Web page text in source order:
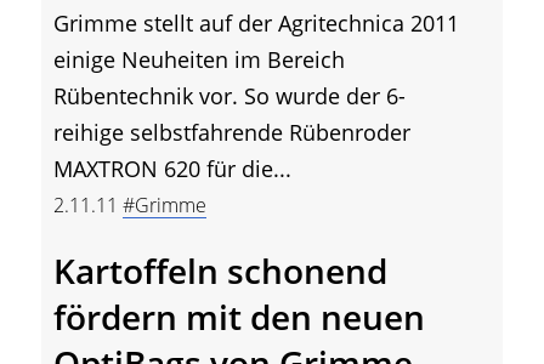
Grimme stellt auf der Agritechnica 2011
einige Neuheiten im Bereich
Rübentechnik vor. So wurde der 6-
reihige selbstfahrende Rübenroder
MAXTRON 620 für die...
2.11.11 #Grimme
Kartoffeln schonend
fördern mit den neuen